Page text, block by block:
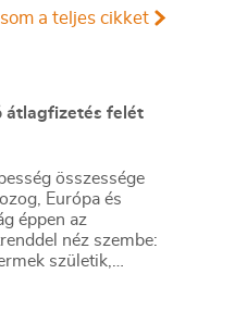
a teljes cikket
átlagfizetés felét
összessége
Európa és
éppen az
néz szembe:
születik,